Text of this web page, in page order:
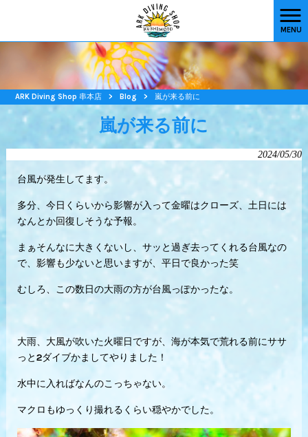
MENU
ARK Diving Shop 串本店 > Blog > 嵐が来る前に
嵐が来る前に
2024/05/30
台風が発生してます。
多分、今日くらいから影響が入って金曜はクローズ、土日には
なんとか回復しそうな予報。
まぁそんなに大きくないし、サッと過ぎ去ってくれる台風なの
で、影響も少ないと思いますが、平日で良かった笑
むしろ、この数日の大雨の方が台風っぽかったな。
大雨、大風が吹いた火曜日ですが、海が本気で荒れる前にササ
っと2ダイブかましてやりました！
水中に入ればなんのこっちゃない。
マクロもゆっくり撮れるくらい穏やかでした。